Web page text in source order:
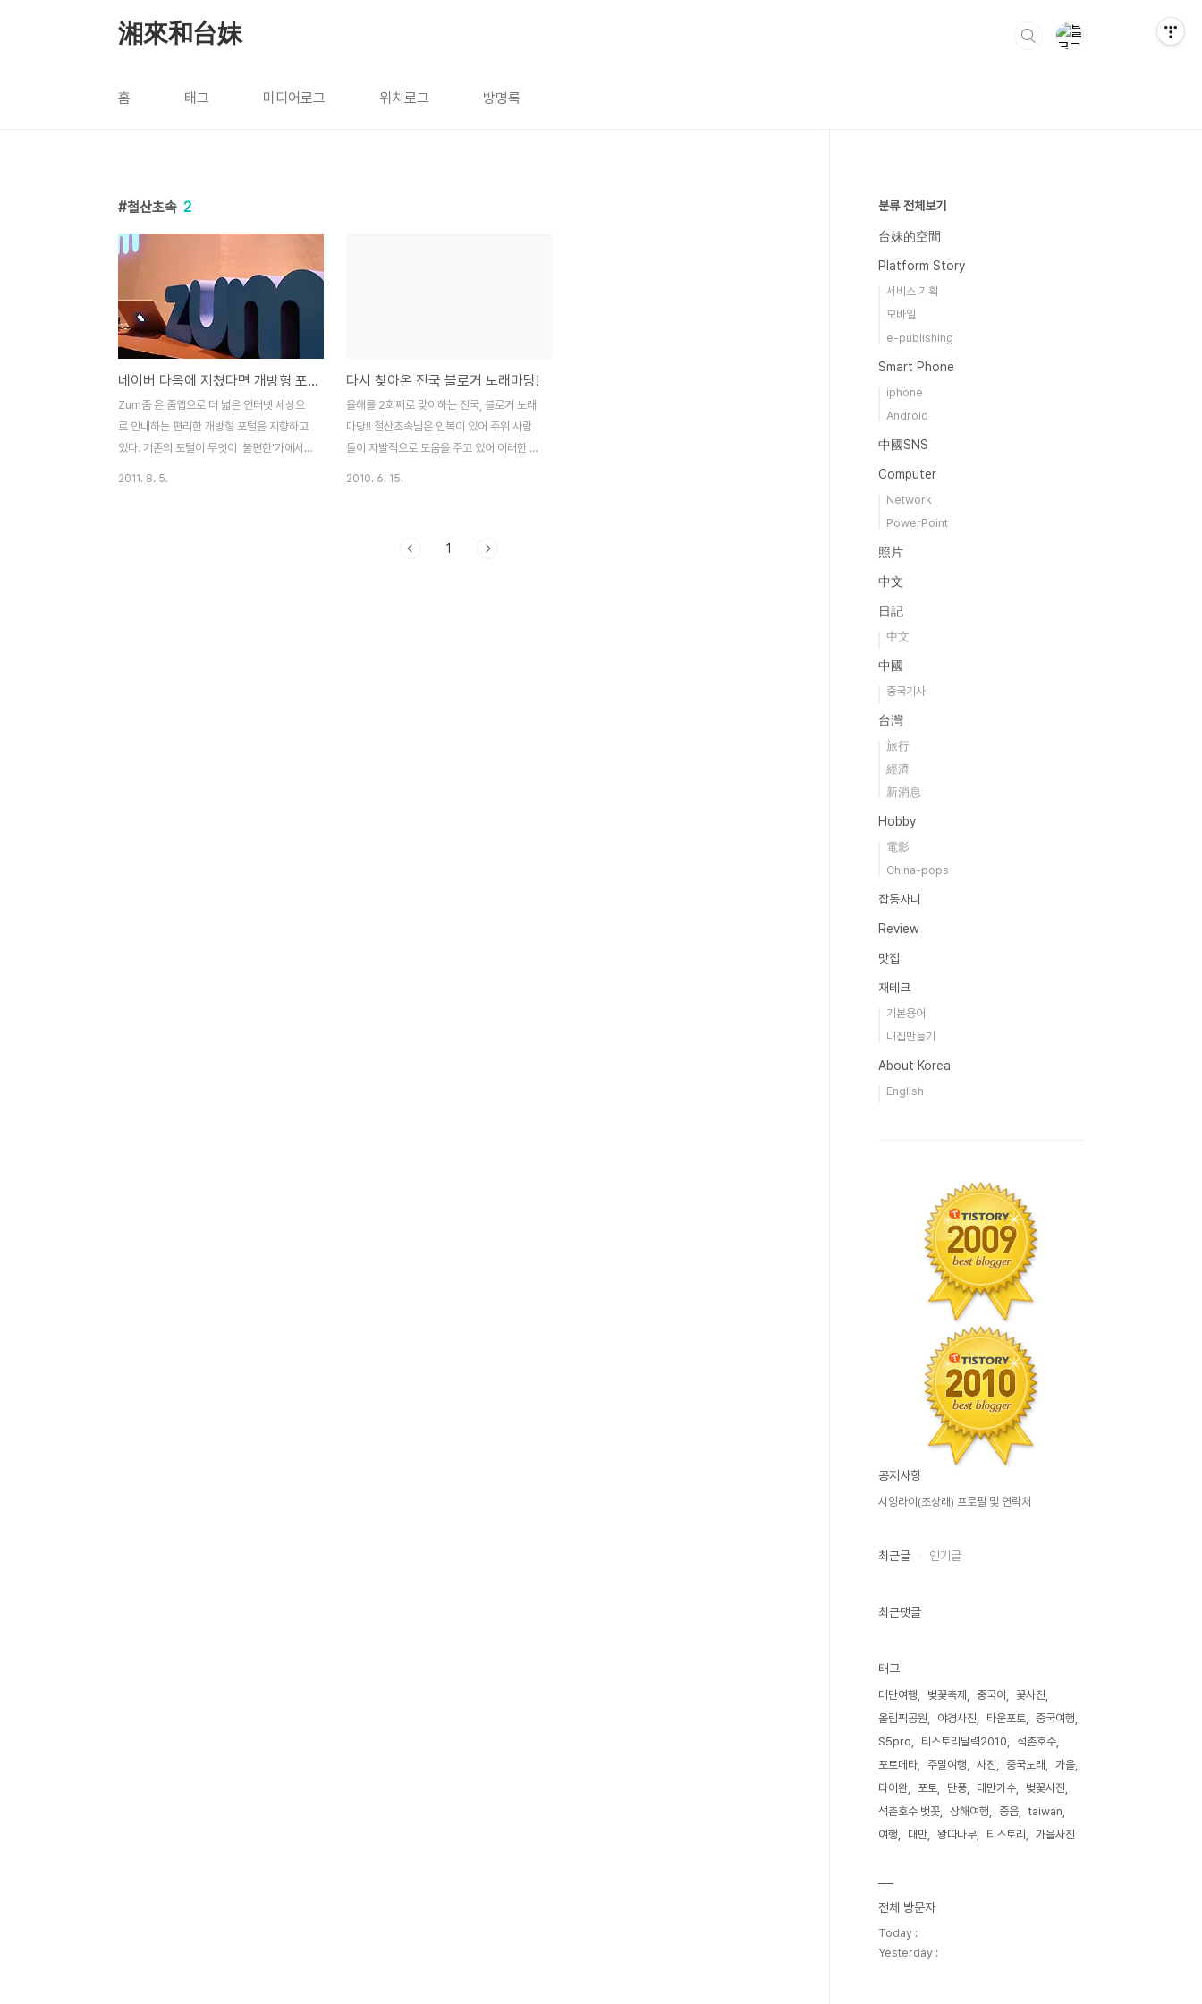
湘來和台妹
홈 태그 미디어로그 위치로그 방명록
철산초속 2
네이버 다음에 지쳤다면 개방형 포털 줌닷컴으로
Zum줌 은 줌앱으로 더 넓은 인터넷 세상으
로 안내하는 편리한 개방형 포털을 지향하고
있다. 기존의 포털이 무엇이 '불편한'가에서
2011. 8. 5.
다시 찾아온 전국 블로거 노래마당!
올해를 2회째로 맞이하는 전국, 블로거 노래
마당!! 철산초속님은 인복이 있어 주위 사람
들이 자발적으로 도움을 주고 있어 이러한 큰
한 마음에 철산초속님이 다시 준비하는 블로
2010. 6. 15.
1
분류 전체보기
台妹的空間
Platform Story
서비스 기획
모바일
e-publishing
Smart Phone
iphone
Android
中國SNS
Computer
Network
PowerPoint
照片
中文
日記
中文
中國
중국기사
台灣
旅行
經濟
新消息
Hobby
電影
China-pops
잡동사니
Review
맛집
재테크
기본용어
내집만들기
About Korea
English
공지사항
시앙라이(조상래) 프로필 및 연락처
최근글 인기글
최근댓글
태그
대만여행 벚꽃축제 중국어
꽃사진
올림픽공원
야경사진 타운포토
중국여행
S5pro
티스토리달력2010
석촌호수
포토메타
주말여행 사진 중국노래
가을
타이완
포토 단풍 대만가수
벚꽃사진
석촌호수 벚꽃
상해여행 중음
taiwan
여행
대만 왕따나무 티스토리 가을사진
전체 방문자
Today :
Yesterday :